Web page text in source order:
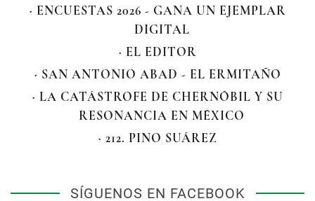
· ENCUESTAS 2026 - GANA UN EJEMPLAR
DIGITAL
· EL EDITOR
· SAN ANTONIO ABAD - EL ERMITAÑO
· LA CATÁSTROFE DE CHERNÓBIL Y SU
RESONANCIA EN MÉXICO
· 212. PINO SUÁREZ
SÍGUENOS EN FACEBOOK